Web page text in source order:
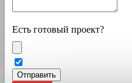
Есть готовый проект?